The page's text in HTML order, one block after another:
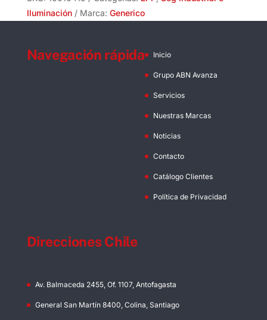
Iluminación
Marca: Generico
Navegación rápida Inicio
Grupo ABN Avanza
Servicios
Nuestras Marcas
Noticias
Contacto
Catálogo Clientes
Política de Privacidad
Direcciones Chile
Av. Balmaceda 2455, Of. 1107, Antofagasta
General San Martín 8400, Colina, Santiago